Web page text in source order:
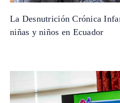
La Desnutrición Crónica
niñas y niños en Ecuador